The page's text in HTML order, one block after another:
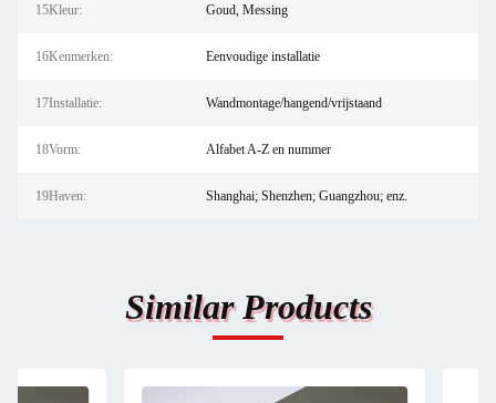
15Kleur: Goud, Messing
16Kenmerken: Eenvoudige installatie
17Installatie: Wandmontage/hangend/vrijstaand
18Vorm: Alfabet A-Z en nummer
19Haven: Shanghai; Shenzhen; Guangzhou; enz.
Similar Products